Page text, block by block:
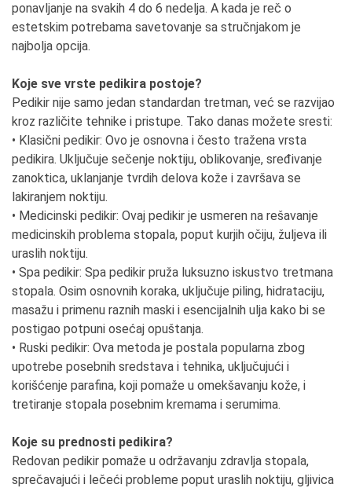
ponavljanje na svakih 4 do 6 nedelja. A kada je reč o
estetskim potrebama savetovanje sa stručnjakom je
najbolja opcija.
Koje sve vrste pedikira postoje?
Pedikir nije samo jedan standardan tretman, već se razvijao
kroz različite tehnike i pristupe. Tako danas možete sresti:
• Klasični pedikir: Ovo je osnovna i često tražena vrsta
pedikira. Uključuje sečenje noktiju, oblikovanje, sređivanje
zanoktica, uklanjanje tvrdih delova kože i završava se
lakiranjem noktiju.
• Medicinski pedikir: Ovaj pedikir je usmeren na rešavanje
medicinskih problema stopala, poput kurjih očiju, žuljeva ili
uraslih noktiju.
• Spa pedikir: Spa pedikir pruža luksuzno iskustvo tretmana
stopala. Osim osnovnih koraka, uključuje piling, hidrataciju,
masažu i primenu raznih maski i esencijalnih ulja kako bi se
postigao potpuni osećaj opuštanja.
• Ruski pedikir: Ova metoda je postala popularna zbog
upotrebe posebnih sredstava i tehnika, uključujući i
korišćenje parafina, koji pomaže u omekšavanju kože, i
tretiranje stopala posebnim kremama i serumima.
Koje su prednosti pedikira?
Redovan pedikir pomaže u održavanju zdravlja stopala,
sprečavajući i lečeći probleme poput uraslih noktiju, gljivica